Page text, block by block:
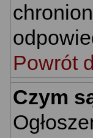
Powrót
Czym